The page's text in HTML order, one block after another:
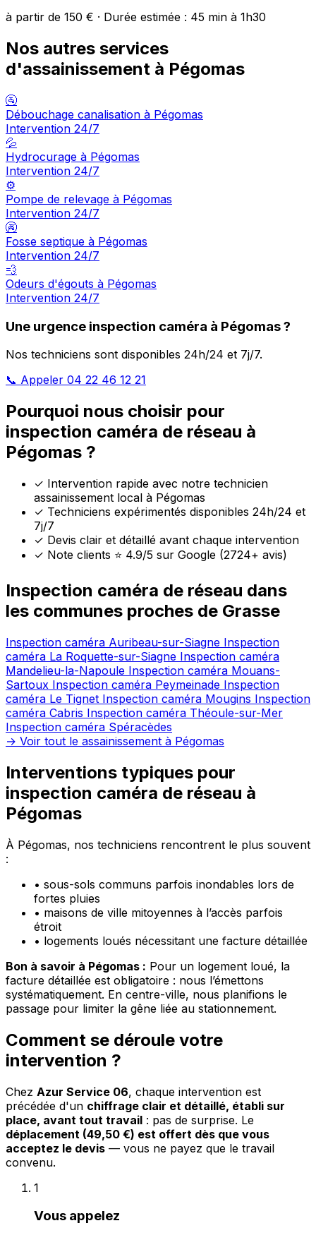
à partir de 150 € · Durée estimée : 45 min à 1h30
Nos autres services
d'assainissement à Pégomas
🚰
Débouchage canalisation à Pégomas
Intervention 24/7
💦
Hydrocurage à Pégomas
Intervention 24/7
⚙️
Pompe de relevage à Pégomas
Intervention 24/7
🚱
Fosse septique à Pégomas
Intervention 24/7
💨
Odeurs d'égouts à Pégomas
Intervention 24/7
Une urgence inspection caméra à Pégomas ?
Nos techniciens sont disponibles 24h/24 et 7j/7.
📞 Appeler 04 22 46 12 21
Pourquoi nous choisir pour
inspection caméra de réseau à
Pégomas ?
✓ Intervention rapide avec notre technicien
assainissement local à Pégomas
✓ Techniciens expérimentés disponibles 24h/24 et
7j/7
✓ Devis clair et détaillé avant chaque intervention
✓ Note clients ⭐ 4.9/5 sur Google (2724+ avis)
Inspection caméra de réseau dans
les communes proches de Grasse
Inspection caméra Auribeau-sur-Siagne Inspection
caméra La Roquette-sur-Siagne Inspection caméra
Mandelieu-la-Napoule Inspection caméra Mouans-
Sartoux Inspection caméra Peymeinade Inspection
caméra Le Tignet Inspection caméra Mougins Inspection
caméra Cabris Inspection caméra Théoule-sur-Mer
Inspection caméra Spéracèdes
→ Voir tout le assainissement à Pégomas
Interventions typiques pour
inspection caméra de réseau à
Pégomas
À Pégomas, nos techniciens rencontrent le plus souvent
:
• sous-sols communs parfois inondables lors de
fortes pluies
• maisons de ville mitoyennes à l’accès parfois
étroit
• logements loués nécessitant une facture détaillée
Bon à savoir à Pégomas : Pour un logement loué, la
facture détaillée est obligatoire : nous l’émettons
systématiquement. En centre-ville, nous planifions le
passage pour limiter la gêne liée au stationnement.
Comment se déroule votre
intervention ?
Chez Azur Service 06, chaque intervention est
précédée d'un chiffrage clair et détaillé, établi sur
place, avant tout travail : pas de surprise. Le
déplacement (49,50 €) est offert dès que vous
acceptez le devis — vous ne payez que le travail
convenu.
1
Vous appelez